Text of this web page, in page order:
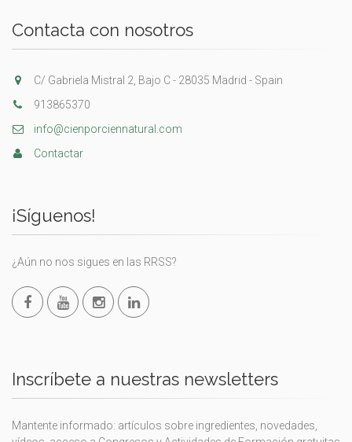
Contacta con nosotros
C/ Gabriela Mistral 2, Bajo C - 28035 Madrid - Spain
913865370
info@cienporciennatural.com
Contactar
¡Síguenos!
¿Aún no nos sigues en las RRSS?
Inscríbete a nuestras newsletters
Mantente informado: artículos sobre ingredientes, novedades,